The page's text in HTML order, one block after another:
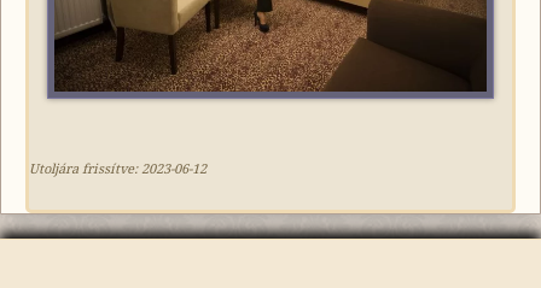
Utoljára frissítve:2023-06-12